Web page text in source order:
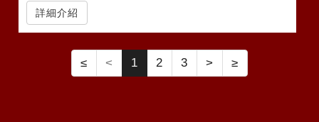
詳細介紹
≤ < 1 2 3 > ≥